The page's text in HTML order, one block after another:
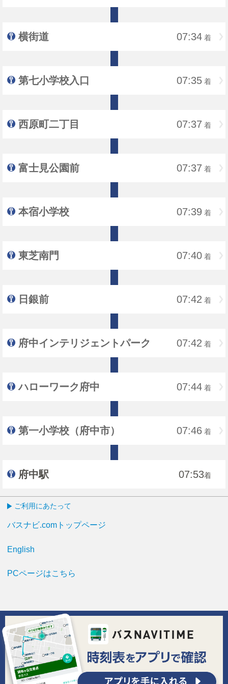
横街道 07:34 着
第七小学校入口 07:35 着
西原町二丁目 07:37 着
富士見公園前 07:37 着
本宿小学校 07:39 着
東芝南門 07:40 着
日銀前 07:42 着
府中インテリジェントパーク 07:42 着
ハローワーク府中 07:44 着
第一小学校（府中市） 07:46 着
府中駅 07:53着
ご利用にあたって
バスナビ.comトップページ
English
PCページはこちら